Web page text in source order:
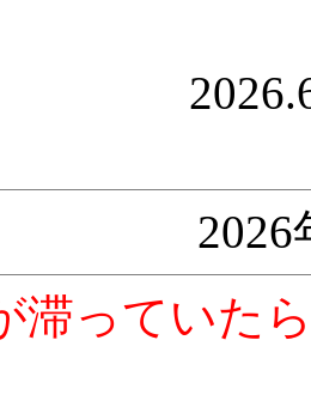
2026
滞っていた